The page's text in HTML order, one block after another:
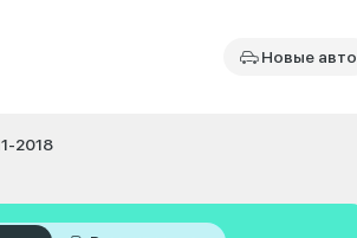
Новые авто
2018